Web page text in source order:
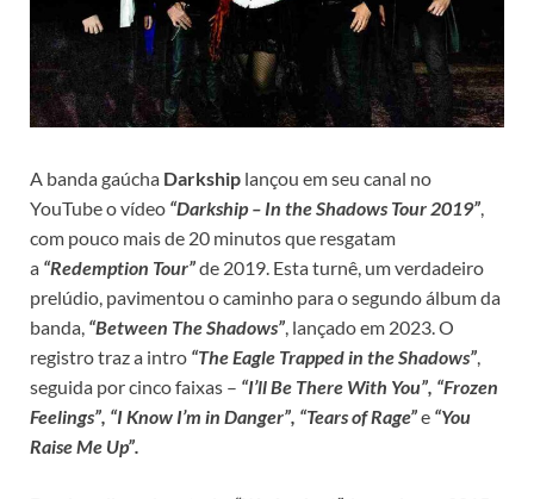
A banda gaúcha Darkship lançou em seu canal no
YouTube o vídeo “Darkship – In the Shadows Tour 2019”,
com pouco mais de 20 minutos que resgatam
a “Redemption Tour”de 2019. Esta turnê, um verdadeiro
prelúdio, pavimentou o caminho para o segundo álbum da
banda, “Between The Shadows”, lançado em 2023. O
registro traz a intro “The Eagle Trapped in the Shadows”,
seguida por cinco faixas – “I’ll Be There With You”, “Frozen
Feelings”, “I Know I’m in Danger”, “Tears of Rage”e “You
Raise Me Up”.